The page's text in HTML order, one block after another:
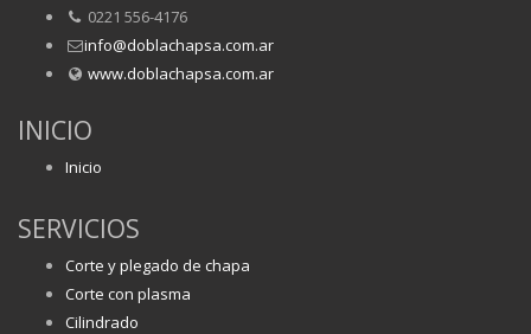
0221 556-4176
info@doblachapsa.com.ar
www.doblachapsa.com.ar
INICIO
Inicio
SERVICIOS
Corte y plegado de chapa
Corte con plasma
Cilindrado